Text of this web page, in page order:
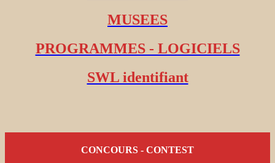
MUSEES
PROGRAMMES - LOGICIELS
SWL identifiant
CONCOURS - CONTEST